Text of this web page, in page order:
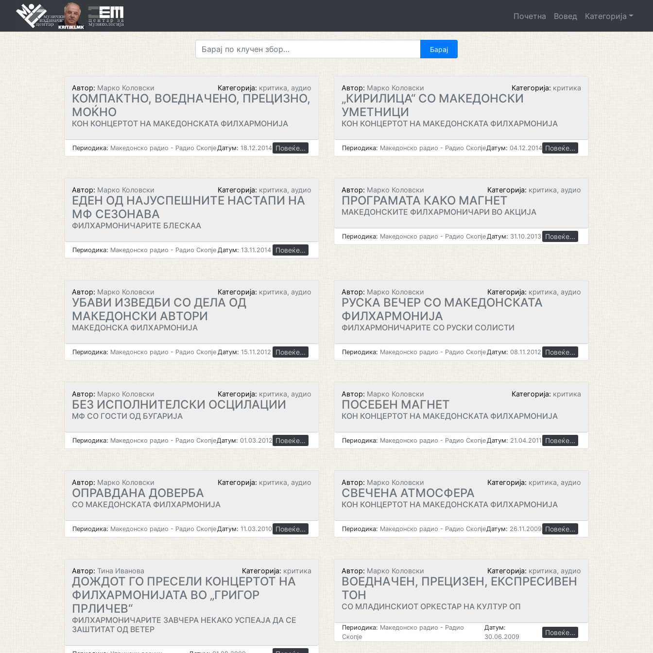
Почетна Вовед Категорија
Автор: Марко Коловски Категорија: критика, аудио
КОМПАКТНО, ВОЕДНАЧЕНО, ПРЕЦИЗНО,
МОЌНО
КОН КОНЦЕРТОТ НА МАКЕДОНСКАТА ФИЛХАРМОНИЈА
Периодика: Македонско радио - Радио СкопјеДатум: 18.12.2014 Повеќе...
Автор: Марко Коловски Категорија: критика
„КИРИЛИЦА“ СО МАКЕДОНСКИ
УМЕТНИЦИ
КОН КОНЦЕРТОТ НА МАКЕДОНСКАТА ФИЛХАРМОНИЈА
Периодика: Македонско радио - Радио СкопјеДатум: 04.12.2014 Повеќе...
Автор: Марко Коловски Категорија: критика, аудио
ЕДЕН ОД НАЈУСПЕШНИТЕ НАСТАПИ НА
МФ СЕЗОНАВА
ФИЛХАРМОНИЧАРИТЕ БЛЕСКАА
Периодика: Македонско радио - Радио Скопје Датум: 13.11.2014 Повеќе...
Автор: Марко Коловски Категорија: критика, аудио
ПРОГРАМАТА КАКО МАГНЕТ
МАКЕДОНСКИТЕ ФИЛХАРМОНИЧАРИ ВО АКЦИЈА
Периодика: Македонско радио - Радио СкопјеДатум: 31.10.2013 Повеќе...
Автор: Марко Коловски Категорија: критика, аудио
УБАВИ ИЗВЕДБИ СО ДЕЛА ОД
МАКЕДОНСКИ АВТОРИ
МАКЕДОНСКА ФИЛХАРМОНИЈА
Периодика: Македонско радио - Радио Скопје Датум: 15.11.2012 Повеќе...
Автор: Марко Коловски Категорија: критика, аудио
РУСКА ВЕЧЕР СО МАКЕДОНСКАТА
ФИЛХАРМОНИЈА
ФИЛХАРМОНИЧАРИТЕ СО РУСКИ СОЛИСТИ
Периодика: Македонско радио - Радио СкопјеДатум: 08.11.2012 Повеќе...
Автор: Марко Коловски Категорија: критика, аудио
БЕЗ ИСПОЛНИТЕЛСКИ ОСЦИЛАЦИИ
МФ СО ГОСТИ ОД БУГАРИЈА
Периодика: Македонско радио - Радио СкопјеДатум: 01.03.2012 Повеќе...
Автор: Марко Коловски Категорија: критика
ПОСЕБЕН МАГНЕТ
КОН КОНЦЕРТОТ НА МАКЕДОНСКАТА ФИЛХАРМОНИЈА
Периодика: Македонско радио - Радио СкопјеДатум: 21.04.2011 Повеќе...
Автор: Марко Коловски Категорија: критика, аудио
ОПРАВДАНА ДОВЕРБА
СО МАКЕДОНСКАТА ФИЛХАРМОНИЈА
Периодика: Македонско радио - Радио СкопјеДатум: 11.03.2010 Повеќе...
Автор: Марко Коловски Категорија: критика, аудио
СВЕЧЕНА АТМОСФЕРА
КОН КОНЦЕРТОТ НА МАКЕДОНСКАТА ФИЛХАРМОНИЈА
Периодика: Македонско радио - Радио СкопјеДатум: 26.11.2009 Повеќе...
Автор: Тина Иванова Категорија: критика
ДОЖДОТ ГО ПРЕСЕЛИ КОНЦЕРТОТ НА
ФИЛХАРМОНИЈАТА ВО „ГРИГОР
ПРЛИЧЕВ“
ФИЛХАРМОНИЧАРИТЕ ЗАВЧЕРА НЕКАКО УСПЕАЈА ДА СЕ
ЗАШТИТАТ ОД ВЕТЕР
Автор: Марко Коловски Категорија: критика, аудио
ВОЕДНАЧЕН, ПРЕЦИЗЕН, ЕКСПРЕСИВЕН
ТОН
СО МЛАДИНСКИОТ ОРКЕСТАР НА КУЛТУР ОП
Периодика: Македонско радио - Радио
Скопје
Датум:
30.06.2009
Повеќе...